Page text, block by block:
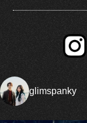
glimspanky